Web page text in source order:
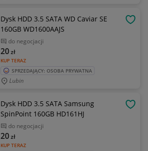
Dysk HDD 3.5 SATA WD Caviar SE
160GB WD1600AAJS
do negocjacji
KUP TERAZ
20zł
SPRZEDAJĄCY: OSOBA PRYWATNA
Lubin
Dysk HDD 3.5 SATA Samsung
SpinPoint 160GB HD161HJ
do negocjacji
KUP TERAZ
20zł